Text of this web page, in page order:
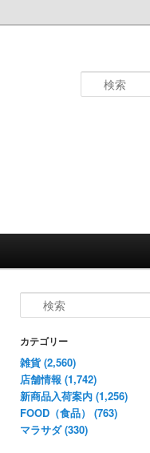
索
カテゴリー
雑貨 (2,560)
店舗情報 (1,742)
新商品入荷案内 (1,256)
FOOD（食品） (763)
マラサダ (330)